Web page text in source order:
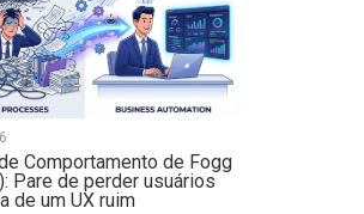
Comportamento de Fogg
Pare de perder usuários
de um UX ruim